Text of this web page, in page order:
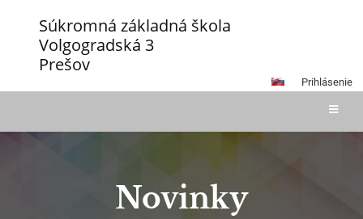
Súkromná základná škola
Volgogradská 3
Prešov
Prihlásenie
Novinky